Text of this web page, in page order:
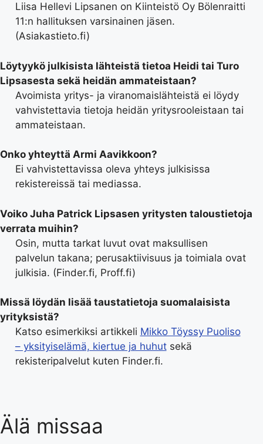
Liisa Hellevi Lipsanen on Kiinteistö Oy Bölenraitti
11:n hallituksen varsinainen jäsen.
(Asiakastieto.fi)
Löytyykö julkisista lähteistä tietoa Heidi tai Turo
Lipsasesta sekä heidän ammateistaan?
Avoimista yritys- ja viranomaislähteistä ei löydy
vahvistettavia tietoja heidän yritysrooleistaan tai
ammateistaan.
Onko yhteyttä Armi Aavikkoon?
Ei vahvistettavissa oleva yhteys julkisissa
rekistereissä tai mediassa.
Voiko Juha Patrick Lipsasen yritysten taloustietoja
verrata muihin?
Osin, mutta tarkat luvut ovat maksullisen
palvelun takana; perusaktiivisuus ja toimiala ovat
julkisia. (Finder.fi, Proff.fi)
Missä löydän lisää taustatietoja suomalaisista
yrityksistä?
Katso esimerkiksi artikkeli Mikko Töyssy Puoliso
– yksityiselämä, kiertue ja huhutsekä
rekisteripalvelut kuten Finder.fi.
Älä missaa